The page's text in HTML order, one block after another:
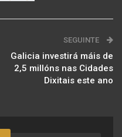
SEGUINTE
Galicia investirá máis de
2,5 millóns nas Cidades
Dixitais este ano